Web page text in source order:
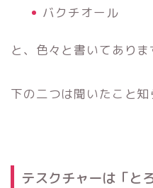
バクチオール
と、色々と書いてありま
下の二つは聞いたこと
テスクチャーは「と